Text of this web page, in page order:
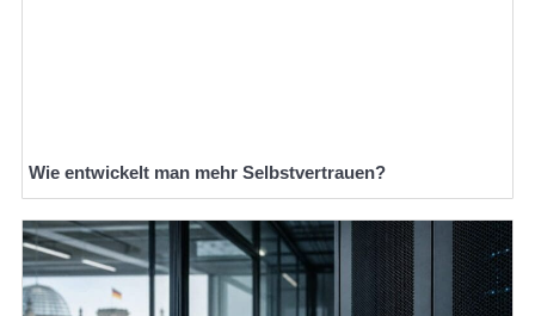
Wie entwickelt man mehr Selbstvertrauen?